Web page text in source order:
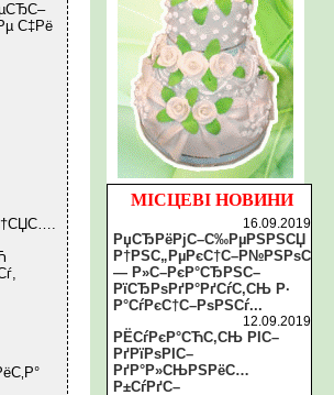
МІСЦЕВІ НОВИНИ
16.09.2019
РџСЂРёРјС–С‰РµРЅРЅСЏ
Р†РЅС„РµРєС†С–Р№РЅРѕС
— Р»С–РєР°СЂРЅС–
РїСЂРѕРґР°РґСѓС‚СЊ Р·
Р°СѓРєС†С–РѕРЅСѓ...
12.09.2019
РЁСѓРєР°СЋС‚СЊ РІС–
РґРїРѕРІС–
РґР°Р»СЊРЅРёС…
Р±СѓРґС–
С‡Рё